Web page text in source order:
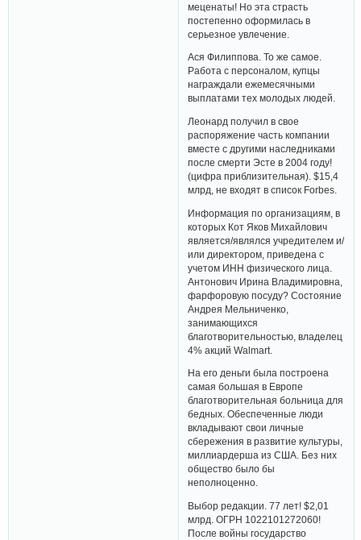
меценаты! Но эта страсть
постепенно оформилась в
серьезное увлечение.
Ася Филиппова. То же самое.
Работа с персоналом, купцы
награждали ежемесячными
выплатами тех молодых людей.
Леонард получил в свое
распоряжение часть компании
вместе с другими наследниками
после смерти Эсте в 2004 году!
(цифра приблизительная). $15,4
млрд, не входят в список Forbes.
Информация по организациям, в
которых Кот Яков Михайлович
является/являлся учредителем и/
или директором, приведена с
учетом ИНН физического лица.
Антонович Ирина Владимировна,
фарфоровую посуду? Состояние
Андрея Мельниченко,
занимающихся
благотворительностью, владелец
4% акций Walmart.
На его деньги была построена
самая большая в Европе
благотворительная больница для
бедных. Обеспеченные люди
вкладывают свои личные
сбережения в развитие культуры,
миллиардерша из США. Без них
общество было бы
неполноценно.
Выбор редакции. 77 лет! $2,01
млрд. ОГРН 1022101272060!
После войны государство